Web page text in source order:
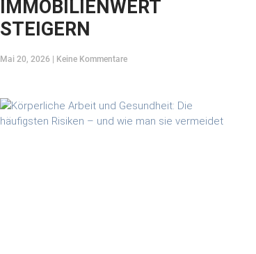
IMMOBILIENWERT
STEIGERN
Mai 20, 2026 Keine Kommentare